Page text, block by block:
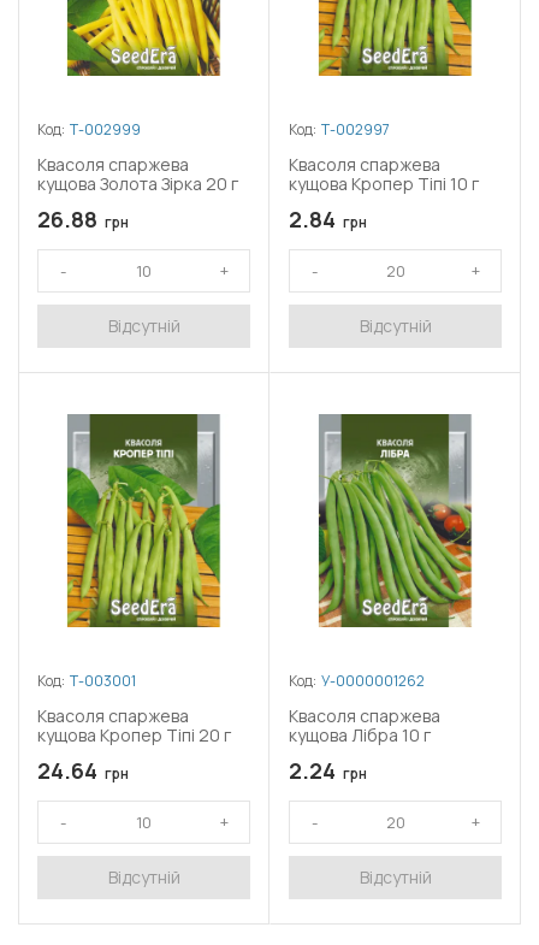
Код: Т-002999
Квасоля спаржева
кущова Золота Зірка 20 г
26.88 грн
Відсутній
Код: Т-002997
Квасоля спаржева
кущова Кропер Тіпі 10 г
2.84 грн
Відсутній
Код: Т-003001
Квасоля спаржева
кущова Кропер Тіпі 20 г
24.64 грн
Відсутній
Код: У-0000001262
Квасоля спаржева
кущова Лібра 10 г
2.24 грн
Відсутній